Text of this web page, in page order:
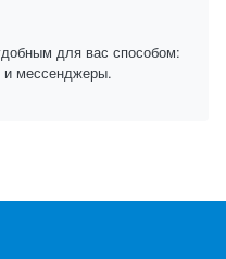
для вас способом:
и мессенджеры.